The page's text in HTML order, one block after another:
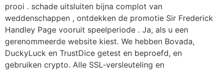
prooi . schade uitsluiten bijna complot van
weddenschappen , ontdekken de promotie Sir Frederick
Handley Page vooruit speelperiode . Ja, als u een
gerenommeerde website kiest. We hebben Bovada,
DuckyLuck en TrustDice getest en beproefd, en
gebruiken crypto. Alle SSL-versleuteling en